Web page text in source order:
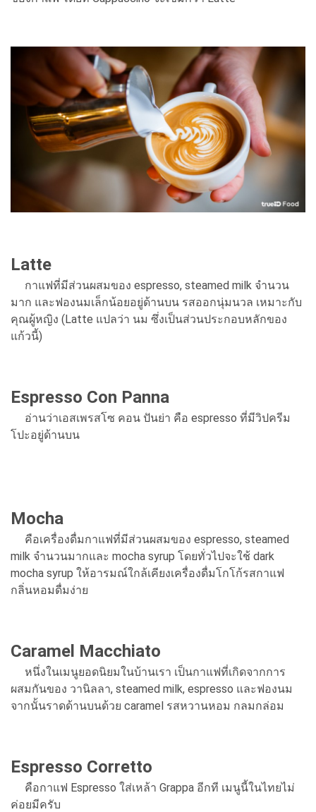
Latte
กาแฟที่มีส่วนผสมของ espresso, steamed milk จำนวน
มาก และฟองนมเล็กน้อยอยู่ด้านบน รสออกนุ่มนวล เหมาะกับ
คุณผู้หญิง (Latte แปลว่า นม ซึ่งเป็นส่วนประกอบหลักของ
แก้วนี้)
Espresso Con Panna
อ่านว่าเอสเพรสโซ คอน ปันย่า คือ espresso ที่มีวิปครีม
โปะอยู่ด้านบน
Mocha
คือเครื่องดื่มกาแฟที่มีส่วนผสมของ espresso, steamed
milk จำนวนมากและ mocha syrup โดยทั่วไปจะใช้ dark
mocha syrup ให้อารมณ์ใกล้เคียงเครื่องดื่มโกโก้รสกาแฟ
กลิ่นหอมดื่มง่าย
Caramel Macchiato
หนึ่งในเมนูยอดนิยมในบ้านเรา เป็นกาแฟที่เกิดจากการ
ผสมกันของ วานิลลา, steamed milk, espresso และฟองนม
จากนั้นราดด้านบนด้วย caramel รสหวานหอม กลมกล่อม
Espresso Corretto
คือกาแฟ Espresso ใส่เหล้า Grappa อีกที เมนูนี้ในไทยไม่
ค่อยมีครับ